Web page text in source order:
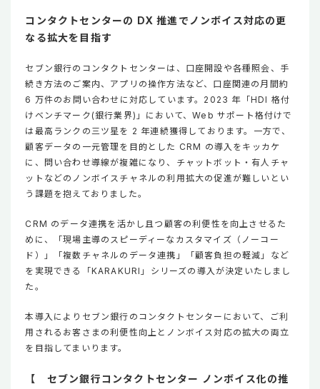
コンタクトセンターの DX 推進でノンボイス対応の更
なる拡大を目指す
セブン銀行のコンタクトセンターは、口座開設や各種照会、手
続き方法のご案内、アプリの操作方法など、口座関連の月間約
6 万件のお問い合わせに対応しています。2023 年「HDI 格付
けベンチマーク(銀行業界)」において、Web サポート格付けで
は最高ランクの三ツ星を 2 年連続獲得しております。一方で、
顧客データの一元管理を目的とした CRM の導入をキッカケ
に、問い合わせ導線が複雑になり、チャットボット・有人チャ
ットなどのノンボイスチャネルの利用拡大の促進が難しいとい
う課題を抱えておりました。
CRM のデータ連携を活かし且つ顧客の利便性を向上させるた
めに、「現場主導のスピーディーなカスタマイズ（ノーコー
ド）」「複数チャネルのデータ連携」「顧客負担の軽減」など
を実現できる「KARAKURI」シリーズの導入が決定いたしまし
た。
本導入によりセブン銀行のコンタクトセンターにおいて、ご利
用されるお客さまの利便性向上とノンボイス対応の拡大の両立
を目指してまいります。
【 セブン銀行コンタクトセンター ノンボイス化の推